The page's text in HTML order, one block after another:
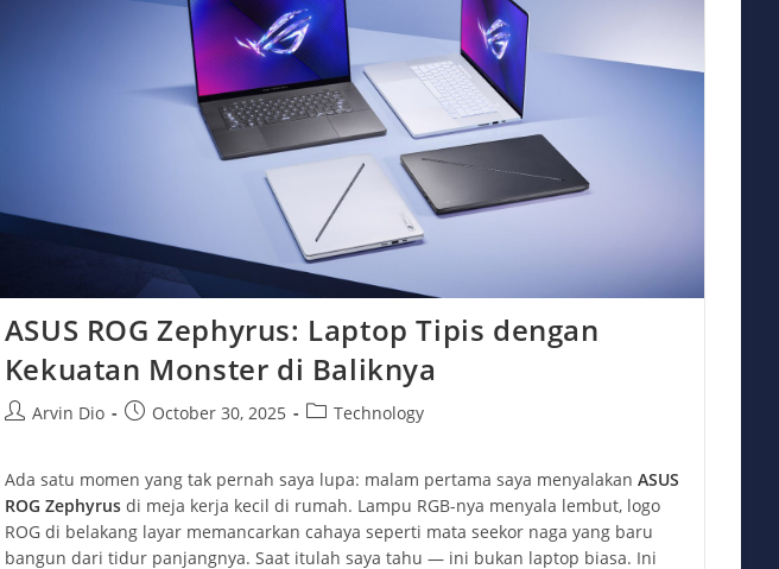
ASUS ROG Zephyrus: Laptop Tipis dengan
Kekuatan Monster di Baliknya
PostArvin Dio
PostOctober 30, 2025
PostTechnology
Ada satu momen yang tak pernah saya lupa: malam pertama saya menyalakan ASUS
ROG Zephyrusdi meja kerja kecil di rumah. Lampu RGB-nya menyala lembut, logo
ROG di belakang layar memancarkan cahaya seperti mata seekor naga yang baru
bangun dari tidur panjangnya. Saat itulah saya tahu — ini bukan laptop biasa. Ini